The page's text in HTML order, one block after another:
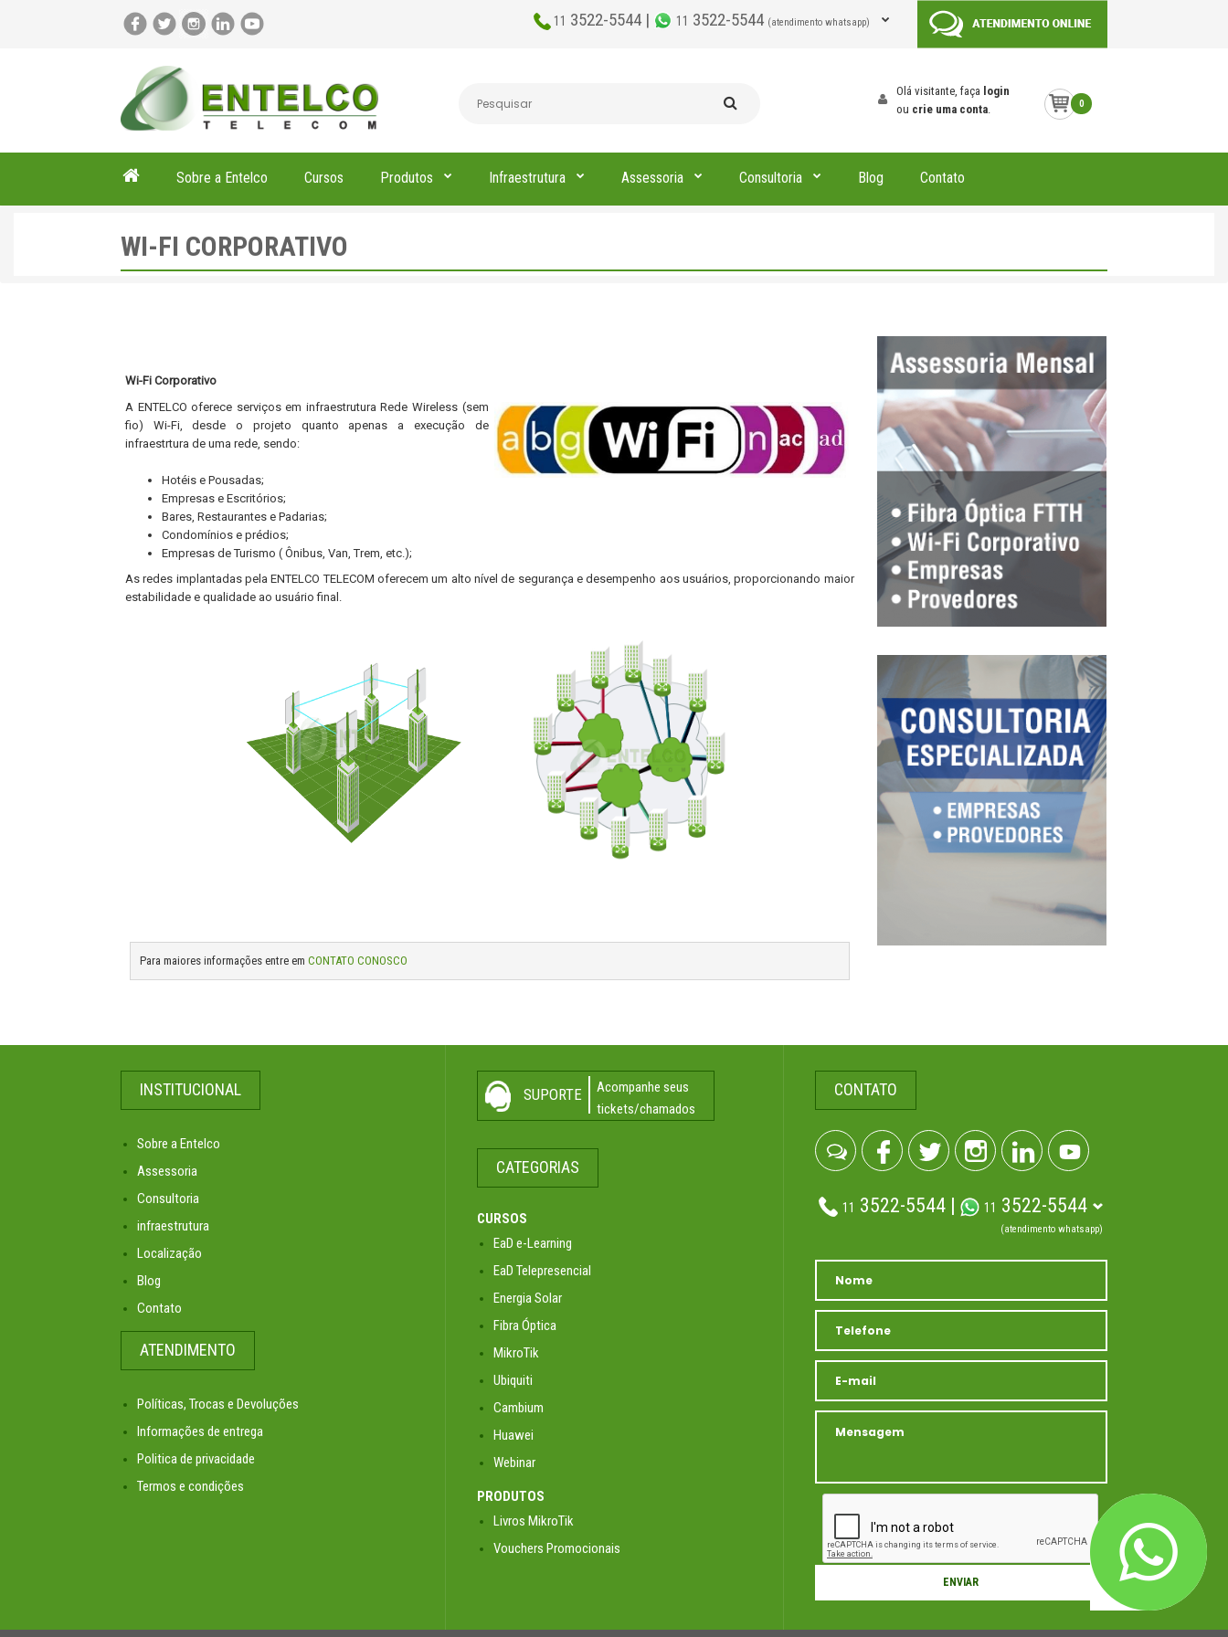
11 3522-5544 | 11 3522-5544 (atendimento whatsapp)
0
Olá visitante, faça login
ou crie uma conta.
Sobre a Entelco Cursos Produtos Infraestrutura Assessoria Consultoria Blog Contato
WI-FI CORPORATIVO
Wi-Fi Corporativo
A ENTELCO oferece serviços em infraestrutura Rede Wireless (sem
fio) Wi-Fi, desde o projeto quanto apenas a execução de
infraestrtura de uma rede, sendo:
Hotéis e Pousadas;
Empresas e Escritórios;
Bares, Restaurantes e Padarias;
Condomínios e prédios;
Empresas de Turismo ( Ônibus, Van, Trem, etc.);
As redes implantadas pela ENTELCO TELECOM oferecem um alto nível de segurança e desempenho aos usuários, proporcionando maior
estabilidade e qualidade ao usuário final.
Para maiores informações entre em CONTATO CONOSCO
INSTITUCIONAL
Sobre a Entelco
Assessoria
Consultoria
infraestrutura
Localização
Blog
Contato
ATENDIMENTO
Políticas, Trocas e Devoluções
Informações de entrega
Politica de privacidade
Termos e condições
SUPORTE
Acompanhe seus
tickets/chamados
CATEGORIAS
CURSOS
EaD e-Learning
EaD Telepresencial
Energia Solar
Fibra Óptica
MikroTik
Ubiquiti
Cambium
Huawei
Webinar
PRODUTOS
Livros MikroTik
Vouchers Promocionais
CONTATO
11 3522-5544 | 11 3522-5544
(atendimento whatsapp)